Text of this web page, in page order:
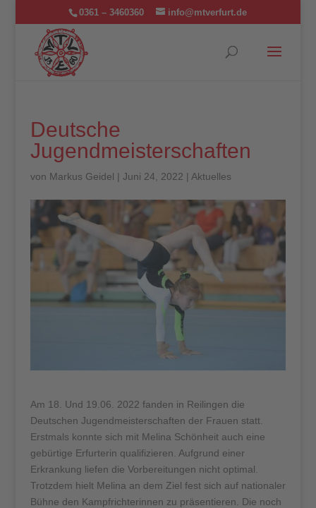
0361 – 3460360 info@mtverfurt.de
Deutsche
Jugendmeisterschaften
von Markus Geidel | Juni 24, 2022 | Aktuelles
Am 18. Und 19.06. 2022 fanden in Reilingen die
Deutschen Jugendmeisterschaften der Frauen statt.
Erstmals konnte sich mit Melina Schönheit auch eine
gebürtige Erfurterin qualifizieren. Aufgrund einer
Erkrankung liefen die Vorbereitungen nicht optimal.
Trotzdem hielt Melina an dem Ziel fest sich auf nationaler
Bühne den Kampfrichterinnen zu präsentieren. Die noch